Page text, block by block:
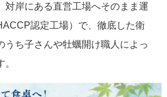
対岸にある直営工場へそのまま運
認定工場）で、徹底した衛
うち子さんや牡蠣開け職人によっ